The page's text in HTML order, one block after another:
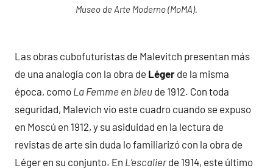
Museo de Arte Moderno (MoMA).
Las obras cubofuturistas de Malevitch presentan más
de una analogía con la obra de Léger de la misma
época, como La Femme en bleu de 1912. Con toda
seguridad, Malevich vio este cuadro cuando se expuso
en Moscú en 1912, y su asiduidad en la lectura de
revistas de arte sin duda lo familiarizó con la obra de
Léger en su conjunto. En L’escalierde 1914, este último